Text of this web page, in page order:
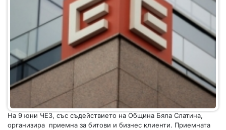
На 9 юни ЧЕЗ, със съдействието на Община Бяла Слатина,
организира приемна за битови и бизнес клиенти. Приемната